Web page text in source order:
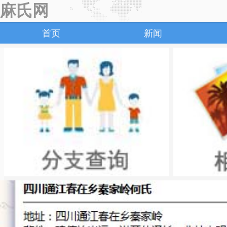
麻氏网
首页 新闻